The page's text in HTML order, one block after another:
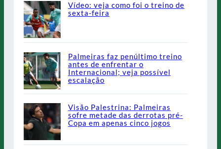
Vídeo: veja como foi o treino de
sexta-feira
Palmeiras faz penúltimo treino
antes de enfrentar o
Internacional; veja possível
escalação
Visão Palestrina: Palmeiras
sofre metade das derrotas pré-
Copa em apenas cinco jogos